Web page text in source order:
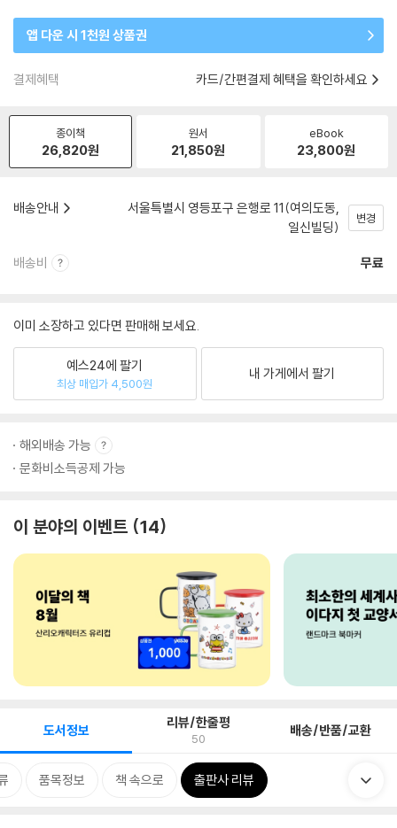
앱 다운 시 1천원 상품권
결제혜택 카드/간편결제 혜택을 확인하세요
종이책
26,820원
원서
21,850원
eBook
23,800원
배송안내
서울특별시 영등포구 은행로 11(여의도동,
일신빌딩)
변경
배송비 무료
이미 소장하고 있다면 판매해 보세요.
예스24에 팔기
최상 매입가 4,500원
내 가게에서 팔기
해외배송 가능
문화비소득공제 가능
이 분야의 이벤트 14
도서정보 리뷰/한줄평
50 배송/반품/교환
품목정보 책 속으로 출판사 리뷰